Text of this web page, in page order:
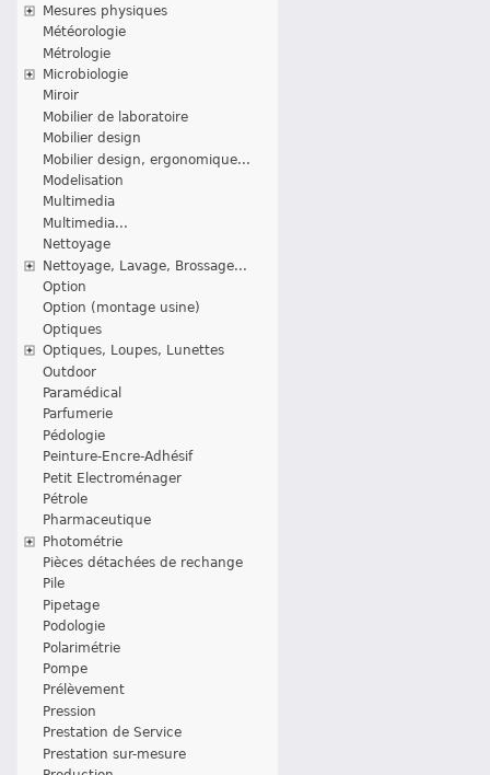
Mesures physiques
Météorologie
Métrologie
Microbiologie
Miroir
Mobilier de laboratoire
Mobilier design
Mobilier design, ergonomique...
Modelisation
Multimedia
Multimedia...
Nettoyage
Nettoyage, Lavage, Brossage...
Option
Option (montage usine)
Optiques
Optiques, Loupes, Lunettes
Outdoor
Paramédical
Parfumerie
Pédologie
Peinture-Encre-Adhésif
Petit Electroménager
Pétrole
Pharmaceutique
Photométrie
Pièces détachées de rechange
Pile
Pipetage
Podologie
Polarimétrie
Pompe
Prélèvement
Pression
Prestation de Service
Prestation sur-mesure